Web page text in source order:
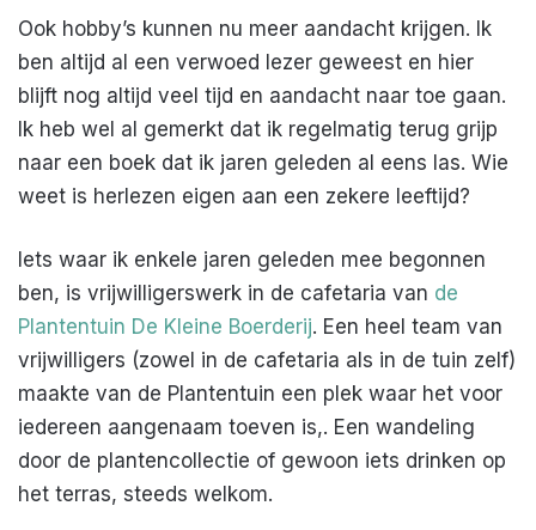
Ook hobby’s kunnen nu meer aandacht krijgen. Ik
ben altijd al een verwoed lezer geweest en hier
blijft nog altijd veel tijd en aandacht naar toe gaan.
Ik heb wel al gemerkt dat ik regelmatig terug grijp
naar een boek dat ik jaren geleden al eens las. Wie
weet is herlezen eigen aan een zekere leeftijd?
Iets waar ik enkele jaren geleden mee begonnen
ben, is vrijwilligerswerk in de cafetaria van de
Plantentuin De Kleine Boerderij. Een heel team van
vrijwilligers (zowel in de cafetaria als in de tuin zelf)
maakte van de Plantentuin een plek waar het voor
iedereen aangenaam toeven is,. Een wandeling
door de plantencollectie of gewoon iets drinken op
het terras, steeds welkom.